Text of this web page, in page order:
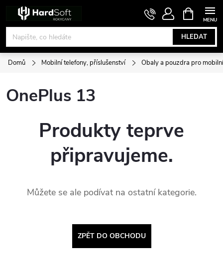
obsah
HLEDAT
NÁKUPNÍ
KOŠÍK
Domů Mobilní telefony, příslušenství Obaly a pouzdra pro
OnePlus 13
Produkty teprve
připravujeme.
Můžete se ale podívat na ostatní kategorie.
ZPĚT DO OBCHODU